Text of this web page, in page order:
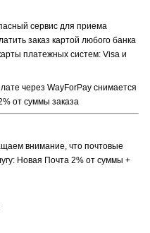
сервис для приема
заказ картой любого банка
платежных систем: Visa и
через WayForPay снимается
от суммы заказа
внимание, что почтовые
Новая Почта 2% от суммы +